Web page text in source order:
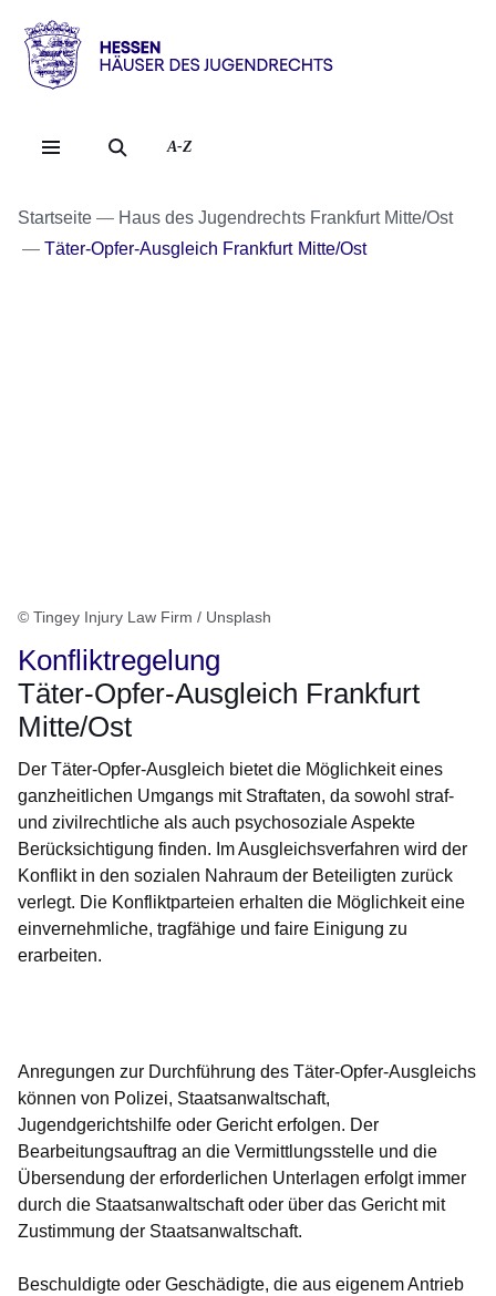
Direkt zum Kopf der
Direkt zum Inhalt
Direkt zum Fuß der
Hessen
Häuser
A-Z
Startseite
Haus des Jugendrechts Frankfurt Mitte/Ost
Täter-Opfer-Ausgleich Frankfurt Mitte/Ost
© Tingey Injury Law Firm / Unsplash
Konfliktregelung
Täter-Opfer-Ausgleich Frankfurt
Mitte/Ost
Der Täter-Opfer-Ausgleich bietet die Möglichkeit eines
ganzheitlichen Umgangs mit Straftaten, da sowohl straf-
und zivilrechtliche als auch psychosoziale Aspekte
Berücksichtigung finden. Im Ausgleichsverfahren wird der
Konflikt in den sozialen Nahraum der Beteiligten zurück
verlegt. Die Konfliktparteien erhalten die Möglichkeit eine
einvernehmliche, tragfähige und faire Einigung zu
erarbeiten.
Anregungen zur Durchführung des Täter-Opfer-Ausgleichs
können von Polizei, Staatsanwaltschaft,
Jugendgerichtshilfe oder Gericht erfolgen. Der
Bearbeitungsauftrag an die Vermittlungsstelle und die
Übersendung der erforderlichen Unterlagen erfolgt immer
durch die Staatsanwaltschaft oder über das Gericht mit
Zustimmung der Staatsanwaltschaft.
Beschuldigte oder Geschädigte, die aus eigenem Antrieb